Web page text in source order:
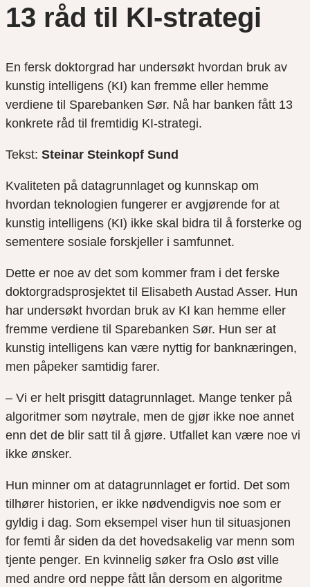
13 råd til KI-strategi
En fersk doktorgrad har undersøkt hvordan bruk av
kunstig intelligens (KI) kan fremme eller hemme
verdiene til Sparebanken Sør. Nå har banken fått 13
konkrete råd til fremtidig KI-strategi.
Tekst: Steinar Steinkopf Sund
Kvaliteten på datagrunnlaget og kunnskap om
hvordan teknologien fungerer er avgjørende for at
kunstig intelligens (KI) ikke skal bidra til å forsterke og
sementere sosiale forskjeller i samfunnet.
Dette er noe av det som kommer fram i det ferske
doktorgradsprosjektet til Elisabeth Austad Asser. Hun
har undersøkt hvordan bruk av KI kan hemme eller
fremme verdiene til Sparebanken Sør. Hun ser at
kunstig intelligens kan være nyttig for banknæringen,
men påpeker samtidig farer.
– Vi er helt prisgitt datagrunnlaget. Mange tenker på
algoritmer som nøytrale, men de gjør ikke noe annet
enn det de blir satt til å gjøre. Utfallet kan være noe vi
ikke ønsker.
Hun minner om at datagrunnlaget er fortid. Det som
tilhører historien, er ikke nødvendigvis noe som er
gyldig i dag. Som eksempel viser hun til situasjonen
for femti år siden da det hovedsakelig var menn som
tjente penger. En kvinnelig søker fra Oslo øst ville
med andre ord neppe fått lån dersom en algoritme